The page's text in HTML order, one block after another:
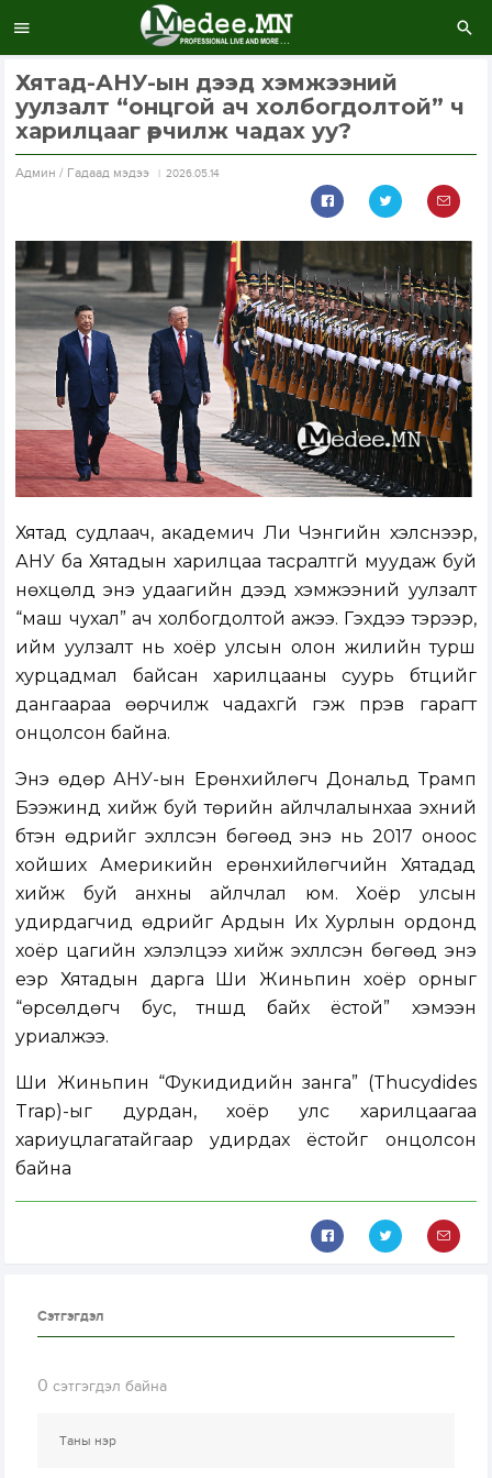
Хятад-АНУ-ын дээд хэмжээний
уулзалт “онцгой ач холбогдолтой” ч
харилцааг өөрчилж чадах уу?
Aдмин / Гадаад мэдээ 2026.05.14
Хятад судлаач, академич Ли Чэнгийн хэлснээр,
АНУ ба Хятадын харилцаа тасралтгүй муудаж буй
нөхцөлд энэ удаагийн дээд хэмжээний уулзалт
“маш чухал” ач холбогдолтой ажээ. Гэхдээ тэрээр,
ийм уулзалт нь хоёр улсын олон жилийн турш
хурцадмал байсан харилцааны суурь бүтцийг
дангаараа өөрчилж чадахгүй гэж пүрэв гарагт
онцолсон байна.
Энэ өдөр АНУ-ын Ерөнхийлөгч Дональд Трамп
Бээжинд хийж буй төрийн айлчлалынхаа эхний
бүтэн өдрийг эхлүүлсэн бөгөөд энэ нь 2017 оноос
хойших Америкийн ерөнхийлөгчийн Хятадад
хийж буй анхны айлчлал юм. Хоёр улсын
удирдагчид өдрийг Ардын Их Хурлын ордонд
хоёр цагийн хэлэлцээ хийж эхлүүлсэн бөгөөд энэ
үеэр Хятадын дарга Ши Жиньпин хоёр орныг
“өрсөлдөгч бус, түншүүд байх ёстой” хэмээн
уриалжээ.
Ши Жиньпин “Фукидидийн занга” (Thucydides
Trap)-ыг дурдан, хоёр улс харилцаагаа
хариуцлагатайгаар удирдах ёстойг онцолсон
байна
Сэтгэгдэл
0 сэтгэгдэл байна